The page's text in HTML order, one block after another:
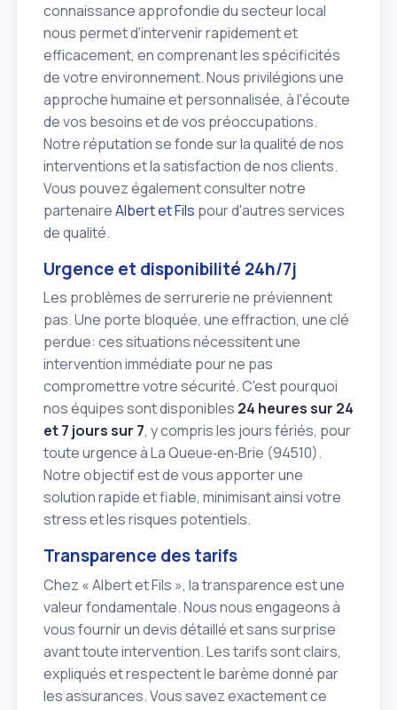
connaissance approfondie du secteur local
nous permet d'intervenir rapidement et
efficacement, en comprenant les spécificités
de votre environnement. Nous privilégions une
approche humaine et personnalisée, à l'écoute
de vos besoins et de vos préoccupations.
Notre réputation se fonde sur la qualité de nos
interventions et la satisfaction de nos clients.
Vous pouvez également consulter notre
partenaireAlbert et Fils pour d'autres services
de qualité.
Urgence et disponibilité 24h/7j
Les problèmes de serrurerie ne préviennent
pas. Une porte bloquée, une effraction, une clé
perdue: ces situations nécessitent une
intervention immédiate pour ne pas
compromettre votre sécurité. C'est pourquoi
nos équipes sont disponibles 24 heures sur 24
et 7 jours sur 7, y compris les jours fériés, pour
toute urgence à La Queue‑en‑Brie (94510).
Notre objectif est de vous apporter une
solution rapide et fiable, minimisant ainsi votre
stress et les risques potentiels.
Transparence des tarifs
Chez « Albert et Fils », la transparence est une
valeur fondamentale. Nous nous engageons à
vous fournir un devis détaillé et sans surprise
avant toute intervention. Les tarifs sont clairs,
expliqués et respectent le barème donné par
les assurances. Vous savez exactement ce